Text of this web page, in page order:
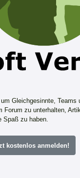
Gleichgesinnte,
Forum zu unterhalten,
Spaß zu haben.
kostenlos anmelden!